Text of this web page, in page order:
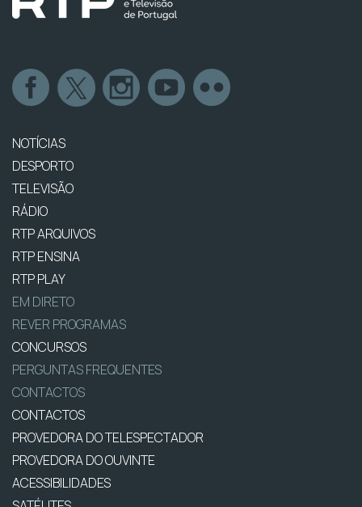
NOTÍCIAS
DESPORTO
TELEVISÃO
RÁDIO
RTP ARQUIVOS
RTP ENSINA
RTP PLAY
EM DIRETO
REVER PROGRAMAS
CONCURSOS
PERGUNTAS FREQUENTES
CONTACTOS
CONTACTOS
PROVEDORA DO TELESPECTADOR
PROVEDORA DO OUVINTE
ACESSIBILIDADES